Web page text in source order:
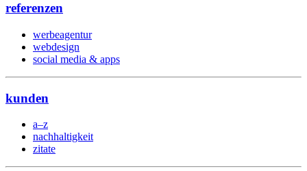
referenzen
werbeagentur
webdesign
social media & apps
kunden
a–z
nachhaltigkeit
zitate